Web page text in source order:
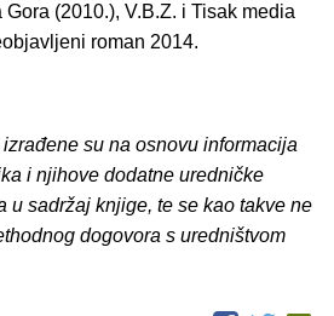
(2010.), V.B.Z. i Tisak media
roman 2014.
su na osnovu informacija
i njihove dodatne uredničke
u sadržaj knjige, te se kao takve ne
dogovora s uredništvom